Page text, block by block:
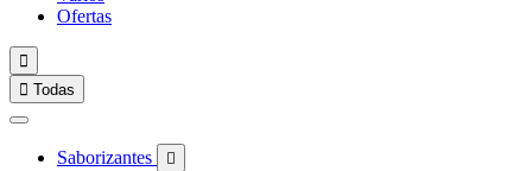
Ofertas

 Todas
Saborizantes 